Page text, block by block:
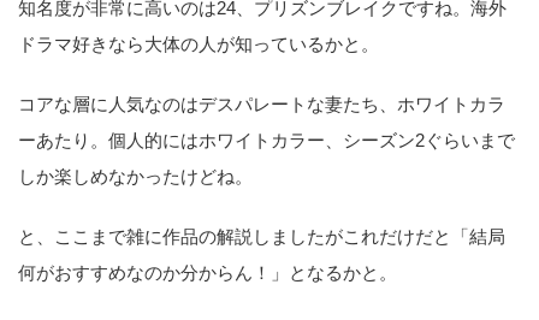
知名度が非常に高いのは24、プリズンブレイクですね。海外
ドラマ好きなら大体の人が知っているかと。
コアな層に人気なのはデスパレートな妻たち、ホワイトカラ
ーあたり。個人的にはホワイトカラー、シーズン2ぐらいまで
しか楽しめなかったけどね。
と、ここまで雑に作品の解説しましたがこれだけだと「結局
何がおすすめなのか分からん！」となるかと。